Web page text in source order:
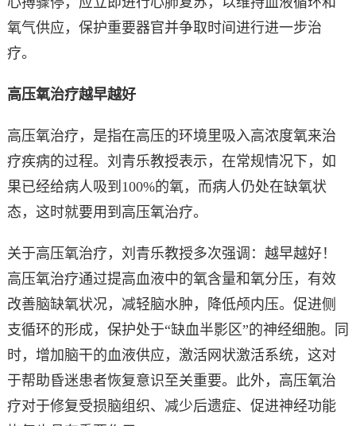
氧气供应，保护重要器官并争取时间进行进一步治
疗。
高压氧治疗越早越好
高压氧治疗，是指在高压的环境里吸入高浓度氧来治
疗疾病的过程。刘青乐教授表示，在常规情况下，如
果已经给病人吸到100%的氧，而病人仍处在缺氧状
态，这时就要用到高压氧治疗。
关于高压氧治疗，刘青乐教授多次强调：越早越好！
高压氧治疗通过提高血液中的氧含量和氧分压，有效
改善脑缺氧状况，减轻脑水肿，降低颅内压。促进侧
支循环的形成，保护处于“缺血半影区”的神经细胞。同
时，增加脑干的血液供应，激活网状激活系统，这对
于帮助昏迷患者恢复意识至关重要。此外，高压氧治
疗对于修复受损脑组织、减少后遗症、促进神经功能